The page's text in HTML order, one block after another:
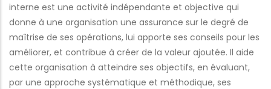
interne est une activité indépendante et objective qui
donne à une organisation une assurance sur le degré de
maîtrise de ses opérations, lui apporte ses conseils pour les
améliorer, et contribue à créer de la valeur ajoutée. Il aide
cette organisation à atteindre ses objectifs, en évaluant,
par une approche systématique et méthodique, ses